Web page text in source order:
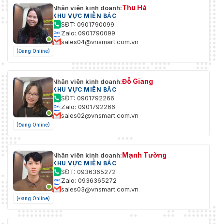
(Đang Online)
Nhân viên kinh doanh:Thu Hà
KHU VỰC MIỀN BẮC
SĐT: 0901790099
Zalo: 0901790099
sales04@vnsmart.com.vn
(Đang Online)
Nhân viên kinh doanh:Đỗ Giang
KHU VỰC MIỀN BẮC
SĐT: 0901792266
Zalo: 0901792266
sales02@vnsmart.com.vn
(Đang Online)
Nhân viên kinh doanh:Mạnh Tường
KHU VỰC MIỀN BẮC
SĐT: 0936365272
Zalo: 0936365272
sales03@vnsmart.com.vn